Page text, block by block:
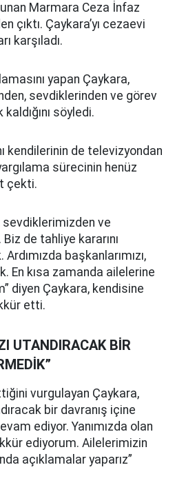
Marmara Ceza İnfaz
çıktı. Çaykara’yı cezaevi
karşıladı.
yapan Çaykara,
sevdiklerinden ve görev
kaldığını söyledi.
kendilerinin de televizyondan
sürecinin henüz
çekti.
sevdiklerimizden ve
Biz de tahliye kararını
başkanlarımızı,
En kısa zamanda ailelerine
diyen Çaykara, kendisine
etti.
UTANDIRACAK BİR
vurgulayan Çaykara,
bir davranış içine
ediyor. Yanımızda olan
ediyorum. Ailelerimizin
açıklamalar yaparız”